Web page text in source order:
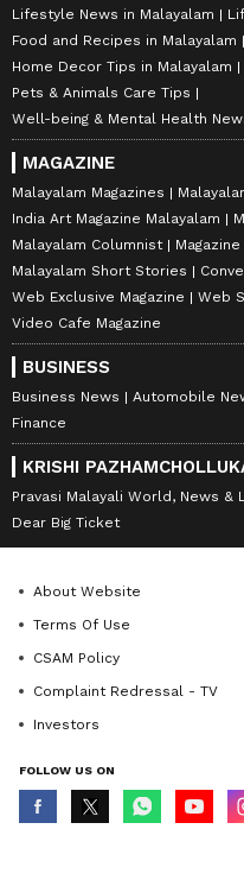
Lifestyle News in Malayalam
Food and Recipes in Malayalam
Home Decor Tips in Malayalam
Pets & Animals Care Tips
Well-being & Mental Health
MAGAZINE
Malayalam Magazines
India Art Magazine Malayalam
Malayalam Columnist
Malayalam Short Stories
Web Exclusive Magazine
Web
Video Cafe Magazine
BUSINESS
Business News Automobile
Finance
KRISHI
Pravasi Malayali World, News &
Dear Big Ticket
About Website
Terms Of Use
CSAM Policy
Complaint Redressal - TV
Investors
FOLLOW US ON